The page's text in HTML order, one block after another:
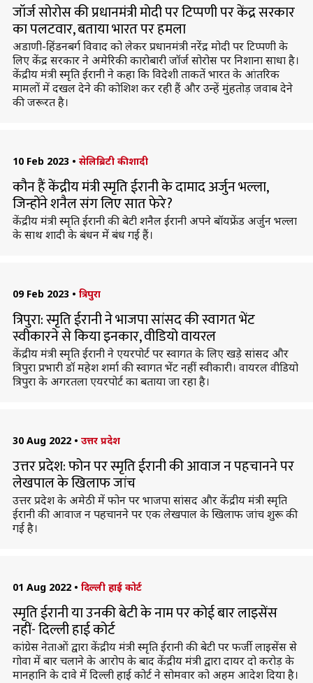
जॉर्ज सोरोस की प्रधानमंत्री मोदी पर टिप्पणी पर केंद्र सरकार
का पलटवार, बताया भारत पर हमला
अडाणी-हिंडनबर्ग विवाद को लेकर प्रधानमंत्री नरेंद्र मोदी पर टिप्पणी के
लिए केंद्र सरकार ने अमेरिकी कारोबारी जॉर्ज सोरोस पर निशाना साधा है।
केंद्रीय मंत्री स्मृति ईरानी ने कहा कि विदेशी ताकतें भारत के आंतरिक
मामलों में दखल देने की कोशिश कर रही हैं और उन्हें मुंहतोड़ जवाब देने
की जरूरत है।
10 Feb 2023 • सेलिब्रिटी की शादी
कौन हैं केंद्रीय मंत्री स्मृति ईरानी के दामाद अर्जुन भल्ला,
जिन्होंने शनैल संग लिए सात फेरे?
केंद्रीय मंत्री स्मृति ईरानी की बेटी शनैल ईरानी अपने बॉयफ्रेंड अर्जुन भल्ला
के साथ शादी के बंधन में बंध गई हैं।
09 Feb 2023 • त्रिपुरा
त्रिपुरा: स्मृति ईरानी ने भाजपा सांसद की स्वागत भेंट
स्वीकारने से किया इनकार, वीडियो वायरल
केंद्रीय मंत्री स्मृति ईरानी ने एयरपोर्ट पर स्वागत के लिए खड़े सांसद और
त्रिपुरा प्रभारी डॉ महेश शर्मा की स्वागत भेंट नहीं स्वीकारी। वायरल वीडियो
त्रिपुरा के अगरतला एयरपोर्ट का बताया जा रहा है।
30 Aug 2022 • उत्तर प्रदेश
उत्तर प्रदेश: फोन पर स्मृति ईरानी की आवाज न पहचानने पर
लेखपाल के खिलाफ जांच
उत्तर प्रदेश के अमेठी में फोन पर भाजपा सांसद और केंद्रीय मंत्री स्मृति
ईरानी की आवाज न पहचानने पर एक लेखपाल के खिलाफ जांच शुरू की
गई है।
01 Aug 2022 • दिल्ली हाई कोर्ट
स्मृति ईरानी या उनकी बेटी के नाम पर कोई बार लाइसेंस
नहीं- दिल्ली हाई कोर्ट
कांग्रेस नेताओं द्वारा केंद्रीय मंत्री स्मृति ईरानी की बेटी पर फर्जी लाइसेंस से
गोवा में बार चलाने के आरोप के बाद केंद्रीय मंत्री द्वारा दायर दो करोड़ के
मानहानि के दावे में दिल्ली हाई कोर्ट ने सोमवार को अहम आदेश दिया है।